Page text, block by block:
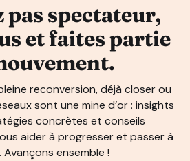
pas spectateur,
et faites partie
reconversion, déjà closer ou
sont une mine d’or : insights
concrètes et conseils
aider à progresser et passer à
Avançons ensemble !